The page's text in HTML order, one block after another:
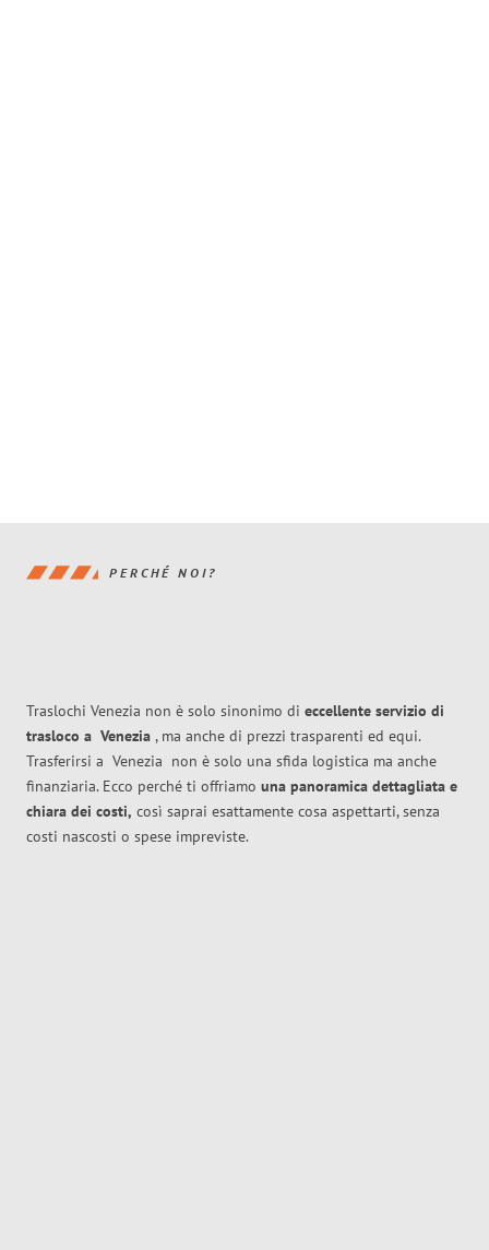
PERCHÉ NOI?
Traslochi Venezia non è solo sinonimo di eccellente servizio di
trasloco a Venezia , ma anche di prezzi trasparenti ed equi.
Trasferirsi a Venezia non è solo una sfida logistica ma anche
finanziaria. Ecco perché ti offriamo una panoramica dettagliata e
chiara dei costi, così saprai esattamente cosa aspettarti, senza
costi nascosti o spese impreviste.